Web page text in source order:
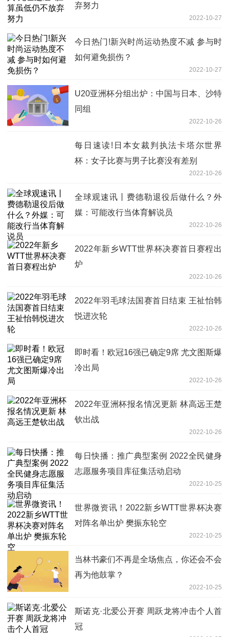
弃努力
2022-10-27
今日热门!新兴时尚运动热度不减 参与时
如何避免损伤？
2022-10-27
U20亚洲杯分组出炉：中国与日本、沙特
同组
2022-10-26
每日速读!日本女裁判执法卡塔尔世界
杯：女子比赛与男子比赛没有差别
2022-10-26
全球观速讯丨费德勒退役后做什么？外
媒：可能改行当体育解说员
2022-10-26
2022年新乡WTT世界杯决赛首日赛程出
炉
2022-10-26
2022年羽毛球法国赛首日结束 王祉怡韩
悦进次轮
2022-10-26
即时看！欧冠16强已确定9席 尤文图斯爆
冷出局
2022-10-26
2022年亚洲杯报名情况更新 林高远王楚
钦出战
2022-10-26
每日快播：推广典型案例 2022全民健身
志愿服务项目库征集活动启动
2022-10-25
世界微资讯！2022新乡WTT世界杯决赛
对阵名单出炉 樊振东轮空
2022-10-25
当林书豪们不再是全场焦点，你还会不会
再为他鼓掌？
2022-10-25
斯诺克·北爱公开赛 周跃龙将冲击个人首
冠